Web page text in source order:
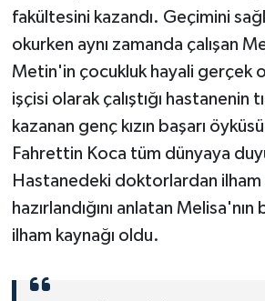
fakültesini kazandı. Geçimini
okurken aynı zamanda çalışan
Metin'in çocukluk hayali gerçek
işçisi olarak çalıştığı hastanenin
kazanan genç kızın başarı
Fahrettin Koca tüm dünyaya
Hastanedeki doktorlardan ilham
hazırlandığını anlatan Melisa'nın
ilham kaynağı oldu.